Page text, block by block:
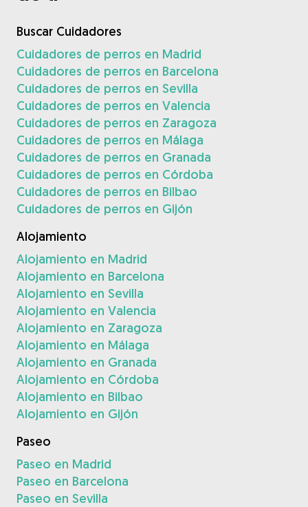
Buscar Cuidadores
Cuidadores de perros en Madrid
Cuidadores de perros en Barcelona
Cuidadores de perros en Sevilla
Cuidadores de perros en Valencia
Cuidadores de perros en Zaragoza
Cuidadores de perros en Málaga
Cuidadores de perros en Granada
Cuidadores de perros en Córdoba
Cuidadores de perros en Bilbao
Cuidadores de perros en Gijón
Alojamiento
Alojamiento en Madrid
Alojamiento en Barcelona
Alojamiento en Sevilla
Alojamiento en Valencia
Alojamiento en Zaragoza
Alojamiento en Málaga
Alojamiento en Granada
Alojamiento en Córdoba
Alojamiento en Bilbao
Alojamiento en Gijón
Paseo
Paseo en Madrid
Paseo en Barcelona
Paseo en Sevilla